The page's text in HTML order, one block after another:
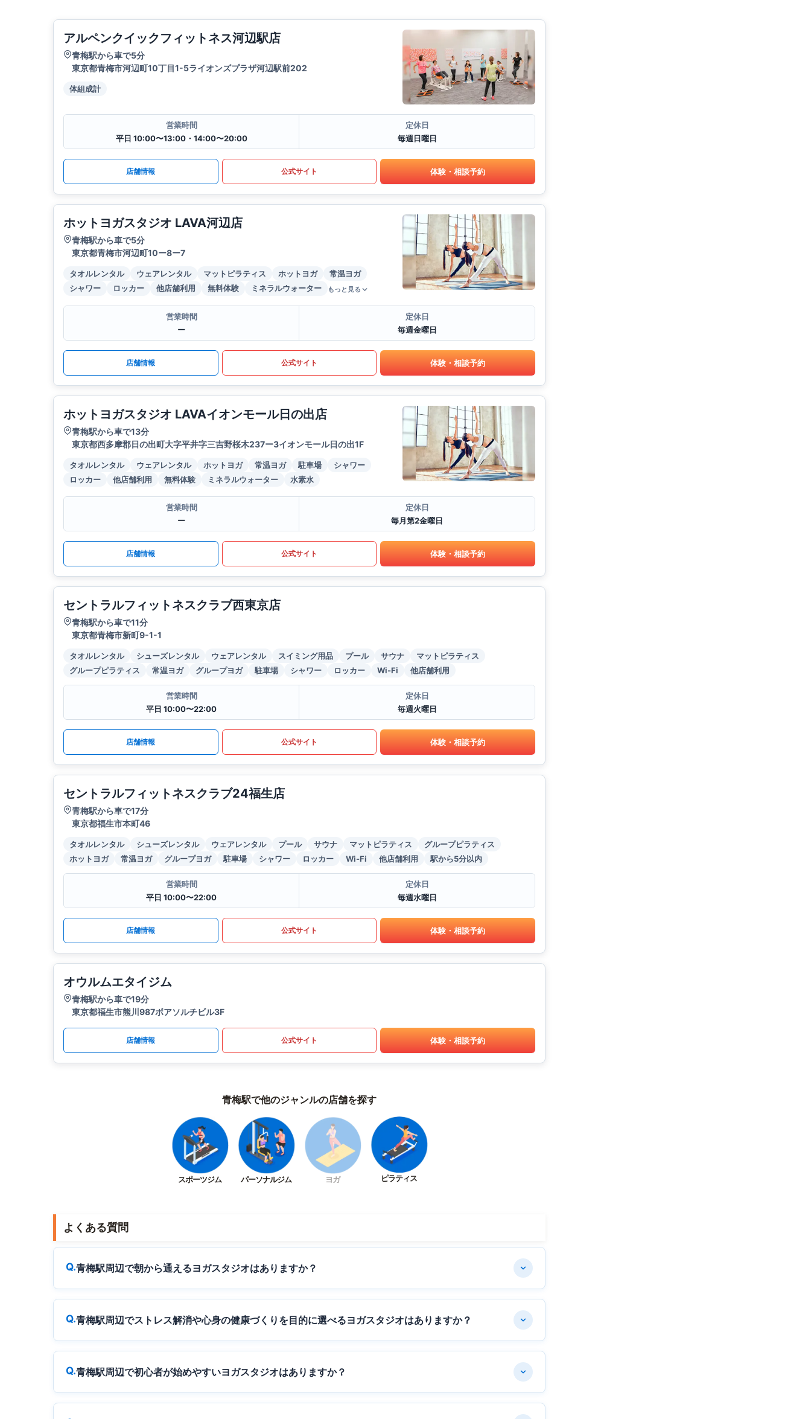
アルペンクイックフィットネス河辺駅店
青梅駅から車で5分
東京都青梅市河辺町10丁目1-5ライオンズプラザ河辺駅前202
体組成計
営業時間
平日 10:00〜13:00・14:00〜20:00
定休日
毎週日曜日
店舗情報 公式サイト 体験・相談予約
ホットヨガスタジオ LAVA河辺店
青梅駅から車で5分
東京都青梅市河辺町10ー8ー7
タオルレンタル ウェアレンタル マットピラティス ホットヨガ
常温ヨガ
シャワー
ロッカー 他店舗利用 無料体験 ミネラルウォーター もっと見る
営業時間
ー
定休日
毎週金曜日
店舗情報 公式サイト 体験・相談予約
ホットヨガスタジオ LAVAイオンモール日の出店
青梅駅から車で13分
東京都西多摩郡日の出町大字平井字三吉野桜木237ー3イオンモール日の出1F
タオルレンタル ウェアレンタル ホットヨガ 常温ヨガ 駐車場
シャワー
ロッカー
他店舗利用 無料体験 ミネラルウォーター 水素水
営業時間
ー
定休日
毎月第2金曜日
店舗情報 公式サイト 体験・相談予約
セントラルフィットネスクラブ西東京店
青梅駅から車で11分
東京都青梅市新町9-1-1
タオルレンタル シューズレンタル ウェアレンタル スイミング用品 プール サウナ
マットピラティス
グループピラティス
常温ヨガ グループヨガ 駐車場 シャワー ロッカー Wi-Fi 他店舗利用
営業時間
平日 10:00〜22:00
定休日
毎週火曜日
店舗情報 公式サイト 体験・相談予約
セントラルフィットネスクラブ24福生店
青梅駅から車で17分
東京都福生市本町46
タオルレンタル シューズレンタル ウェアレンタル プール サウナ マットピラティス
グループピラティス
ホットヨガ
常温ヨガ グループヨガ 駐車場 シャワー ロッカー Wi-Fi 他店舗利用 駅から5分以内
営業時間
平日 10:00〜22:00
定休日
毎週水曜日
店舗情報 公式サイト 体験・相談予約
オウルムエタイジム
青梅駅から車で19分
東京都福生市熊川987ボアソルチビル3F
店舗情報 公式サイト 体験・相談予約
青梅駅で他のジャンルの店舗を探す
スポーツジム パーソナルジム ヨガ ピラティス
よくある質問
青梅駅周辺で朝から通えるヨガスタジオはありますか？
青梅駅周辺でストレス解消や心身の健康づくりを目的に選べるヨガスタジオはありますか？
青梅駅周辺で初心者が始めやすいヨガスタジオはありますか？